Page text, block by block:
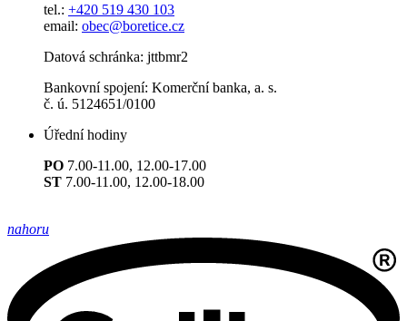
tel.: +420 519 430 103
email: obec@boretice.cz
Datová schránka: jttbmr2
Bankovní spojení: Komerční banka, a. s.
č. ú. 5124651/0100
Úřední hodiny
PO 7.00-11.00, 12.00-17.00
ST 7.00-11.00, 12.00-18.00
nahoru